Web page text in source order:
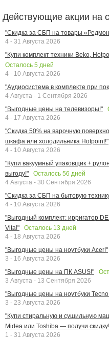
Действующие акции на
"Скидка за СБП на товары
4 - 31 Августа 2026
"Купи комплект техники Beko,
Осталось 5 дней
4 - 10 Августа 2026
"Аудиосистема в комплекте при
4 Августа - 1 Сентября 2026
"Выгодные цены на телевизоры!"
4 - 17 Августа 2026
"Скидка 50% на варочную
шкафа или холодильника Hotpoint!"
4 - 10 Августа 2026
"Купи вакуумный упаковщик +
выгоду!"
Осталось 56 дней
4 Августа - 30 Сентября 2026
"Скидка за СБП на бытовую
4 - 10 Августа 2026
"Выгодный комплект: ирригатор
Vita!"
Осталось 13 дней
4 - 18 Августа 2026
"Выгодные цены на ноутбуки Acer!"
3 - 16 Августа 2026
"Выгодные цены на ПК ASUS!"
3 Августа - 13 Сентября 2026
"Выгодные цены на ноутбуки
3 - 23 Августа 2026
"Купи стиральную и сушильную
Midea или Toshiba — получи
1 - 31 Августа 2026